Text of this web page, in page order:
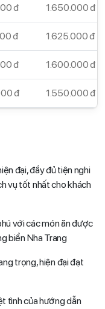
đ 1.650.000 đ
đ 1.625.000 đ
đ 1.600.000 đ
đ 1.550.000 đ
đại, đầy đủ tiện nghi
vụ tốt nhất cho khách
với các món ăn được
biển Nha Trang
trọng, hiện đại đạt
tình của hướng dẫn